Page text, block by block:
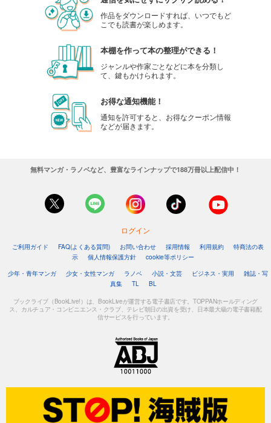
作品をダウンロードすれば、いつでもど
こでも読書が楽しめます。
本棚を作って本の整理ができる！
ジャンルや作家ごとなどに本を分類し
て、鍵もかけられます。
お得な通知機能！
通知を許可すると、お得なクーポン情報
などが届きます。
無料マンガ・ラノベなど、豊富なラインナップで188万冊以上配信中！
ログイン
ご利用ガイド FAQ(よくある質問) お問い合わせ 採用情報 利用規約
特商法の表
示
個人情報保護方針
cookie等ポリシー
少年・青年マンガ
少女・女性マンガ ラノベ 小説・文芸 ビジネス・実用
雑誌・写
真集
TL BL
ブックライブ（BookLive!）は、BookLiveが運営する電子書店です。TOPPANホールディング
ス、カルチュア・コンビニエンス・クラブ、テレビ朝日の出資を受け、日本最大級の電子書籍配
信サービスを行っています。